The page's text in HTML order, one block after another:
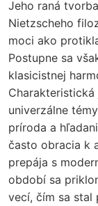
Jeho raná
Nietzscheho
moci ako
Postupne sa
klasicistnej
univerzálne
príroda a
často obracia k
prepája s
období sa
vecí, čím sa stal